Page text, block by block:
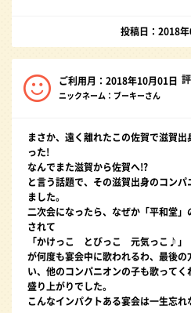
投稿日：2018
ご利用月：2018年10月01日
ニックネーム：ブーキーさん
まさか、遠く離れたこの佐賀で滋賀
った!
なんでまた滋賀から佐賀へ!?
と言う話題で、その滋賀出身のコン
ました。
二次会になったら、なぜか「平和堂
されて
「かけっこ とびっこ 元気っこ♪」
が何度も宴会中に歌われるわ、最後
い、他のコンパニオンの子も歌って
盛り上がりでした。
こんなインパクトある宴会は一生忘れ